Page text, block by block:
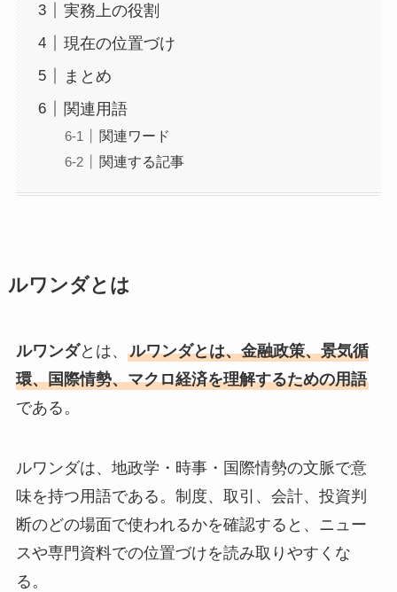
実務上の役割
現在の位置づけ
まとめ
関連用語
関連ワード
関連する記事
ルワンダとは
ルワンダとは、 ルワンダとは、金融政策、景気循
環、国際情勢、マクロ経済を理解するための用語
である。
ルワンダは、地政学・時事・国際情勢の文脈で意
味を持つ用語である。制度、取引、会計、投資判
断のどの場面で使われるかを確認すると、ニュー
スや専門資料での位置づけを読み取りやすくな
る。